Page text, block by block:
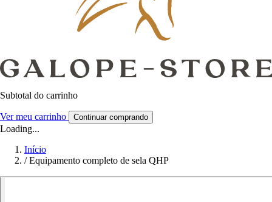
Subtotal do carrinho
Ver meu carrinho Continuar comprando
Loading...
Início
/ Equipamento completo de sela QHP